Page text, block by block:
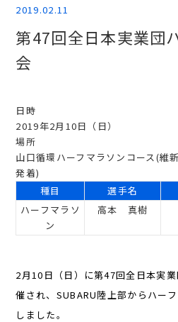
2019.02.11
第47回全日本実業団
会
日時
2019年2月10日（日）
場所
山口循環ハーフマラソンコース(維
発着)
種目
選手名
ハーフマラソ
ン
高本 真樹
2月10日（日）に第47回全日本実
催され、SUBARU陸上部からハー
しました。